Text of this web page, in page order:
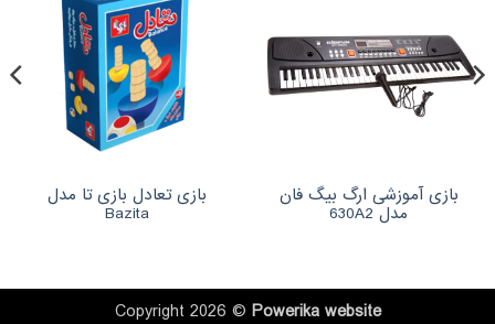
بازی آموزشی ارگ بیگ فان
مدل 630A2
بازی تعادل بازی تا مدل
Bazita
Copyright 2026 © Powerikawebsite